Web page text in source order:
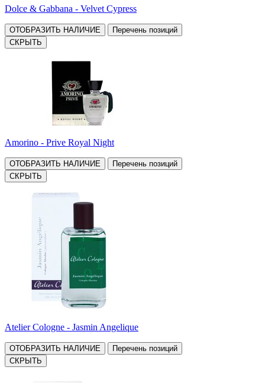
Dolce & Gabbana - Velvet Cypress
ОТОБРАЗИТЬ НАЛИЧИЕ
Перечень позиций
СКРЫТЬ
Amorino - Prive Royal Night
ОТОБРАЗИТЬ НАЛИЧИЕ
Перечень позиций
СКРЫТЬ
Atelier Cologne - Jasmin Angelique
ОТОБРАЗИТЬ НАЛИЧИЕ
Перечень позиций
СКРЫТЬ